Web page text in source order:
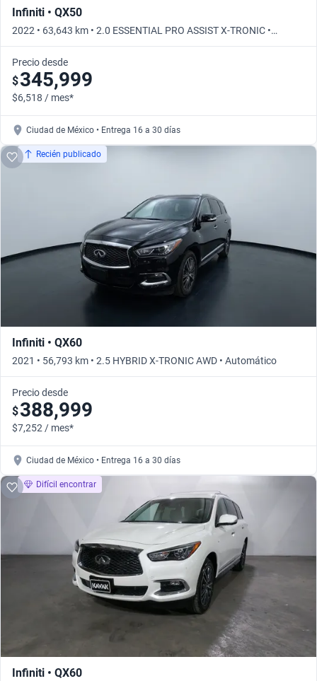
Infiniti • QX50
2022 • 63,643 km • 2.0 ESSENTIAL PRO ASSIST X-TRONIC •
Automático
Precio desde
$345,999
$6,518 / mes*
Ciudad de México • Entrega 16 a 30 días
Recién publicado
Infiniti • QX60
2021 • 56,793 km • 2.5 HYBRID X-TRONIC AWD • Automático
Precio desde
$388,999
$7,252 / mes*
Ciudad de México • Entrega 16 a 30 días
Difícil encontrar
Infiniti • QX60